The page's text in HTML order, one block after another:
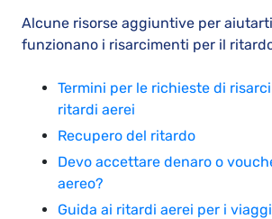
Alcune risorse aggiuntive per
funzionano i risarcimenti per il
Termini per le richieste di
ritardi aerei
Recupero del ritardo
Devo accettare denaro o
aereo?
Guida ai ritardi aerei per i